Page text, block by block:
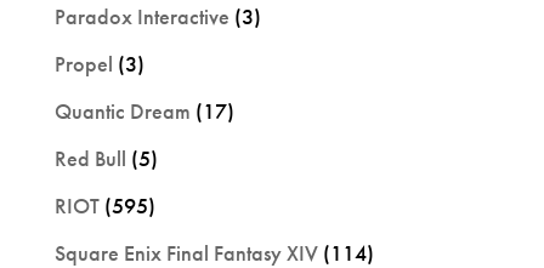
Paradox Interactive (3)
Propel (3)
Quantic Dream (17)
Red Bull (5)
RIOT(595)
Square Enix Final Fantasy XIV(114)